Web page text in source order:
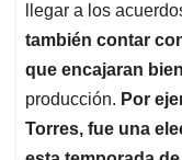
llegar a los
también contar
que encajaran bien
producción. Por
Torres, fue una